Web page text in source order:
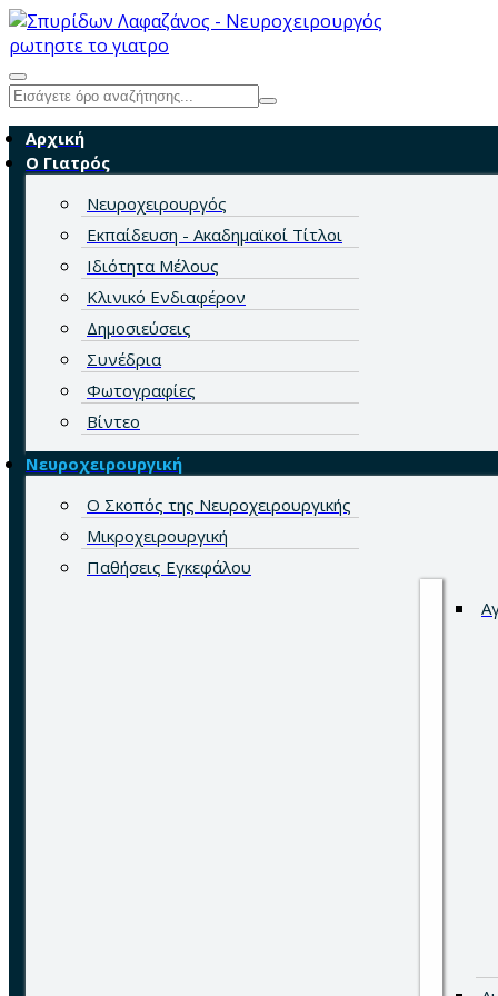
ρωτηστε το γιατρο
Αρχική
Ο Γιατρός
Νευροχειρουργός
Εκπαίδευση - Ακαδημαϊκοί Τίτλοι
Ιδιότητα Μέλους
Κλινικό Ενδιαφέρον
Δημοσιεύσεις
Συνέδρια
Φωτογραφίες
Βίντεο
Νευροχειρουργική
Ο Σκοπός της Νευροχειρουργικής
Μικροχειρουργική
Παθήσεις Εγκεφάλου